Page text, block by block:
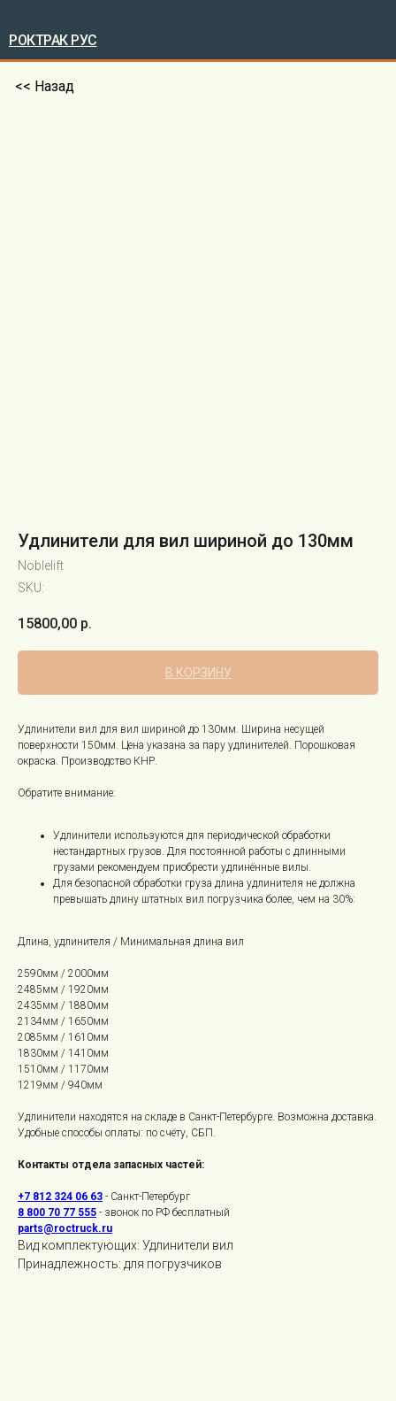
РОКТРАК РУС
<< Назад
Удлинители для вил шириной до 130мм
Noblelift
SKU:
15800,00 р.
В КОРЗИНУ
Удлинители вил для вил шириной до 130мм. Ширина несущей
поверхности 150мм. Цена указана за пару удлинителей. Порошковая
окраска. Производство КНР.
Обратите внимание:
Удлинители используются для периодической обработки
нестандартных грузов. Для постоянной работы с длинными
грузами рекомендуем приобрести удлинённые вилы.
Для безопасной обработки груза длина удлинителя не должна
превышать длину штатных вил погрузчика более, чем на 30%:
Длина, удлинителя / Минимальная длина вил
2590мм / 2000мм
2485мм / 1920мм
2435мм / 1880мм
2134мм / 1650мм
2085мм / 1610мм
1830мм / 1410мм
1510мм / 1170мм
1219мм / 940мм
Удлинители находятся на складе в Санкт-Петербурге. Возможна доставка.
Удобные способы оплаты: по счёту, СБП.
Контакты отдела запасных частей:
+7 812 324 06 63 - Санкт-Петербург
8 800 70 77 555 - звонок по РФ бесплатный
parts@roctruck.ru
Вид комплектующих: Удлинители вил
Принадлежность: для погрузчиков